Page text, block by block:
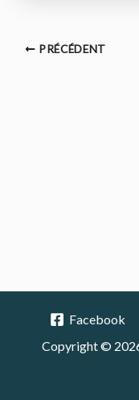
PRÉCÉDENT
Facebook
Copyright ©